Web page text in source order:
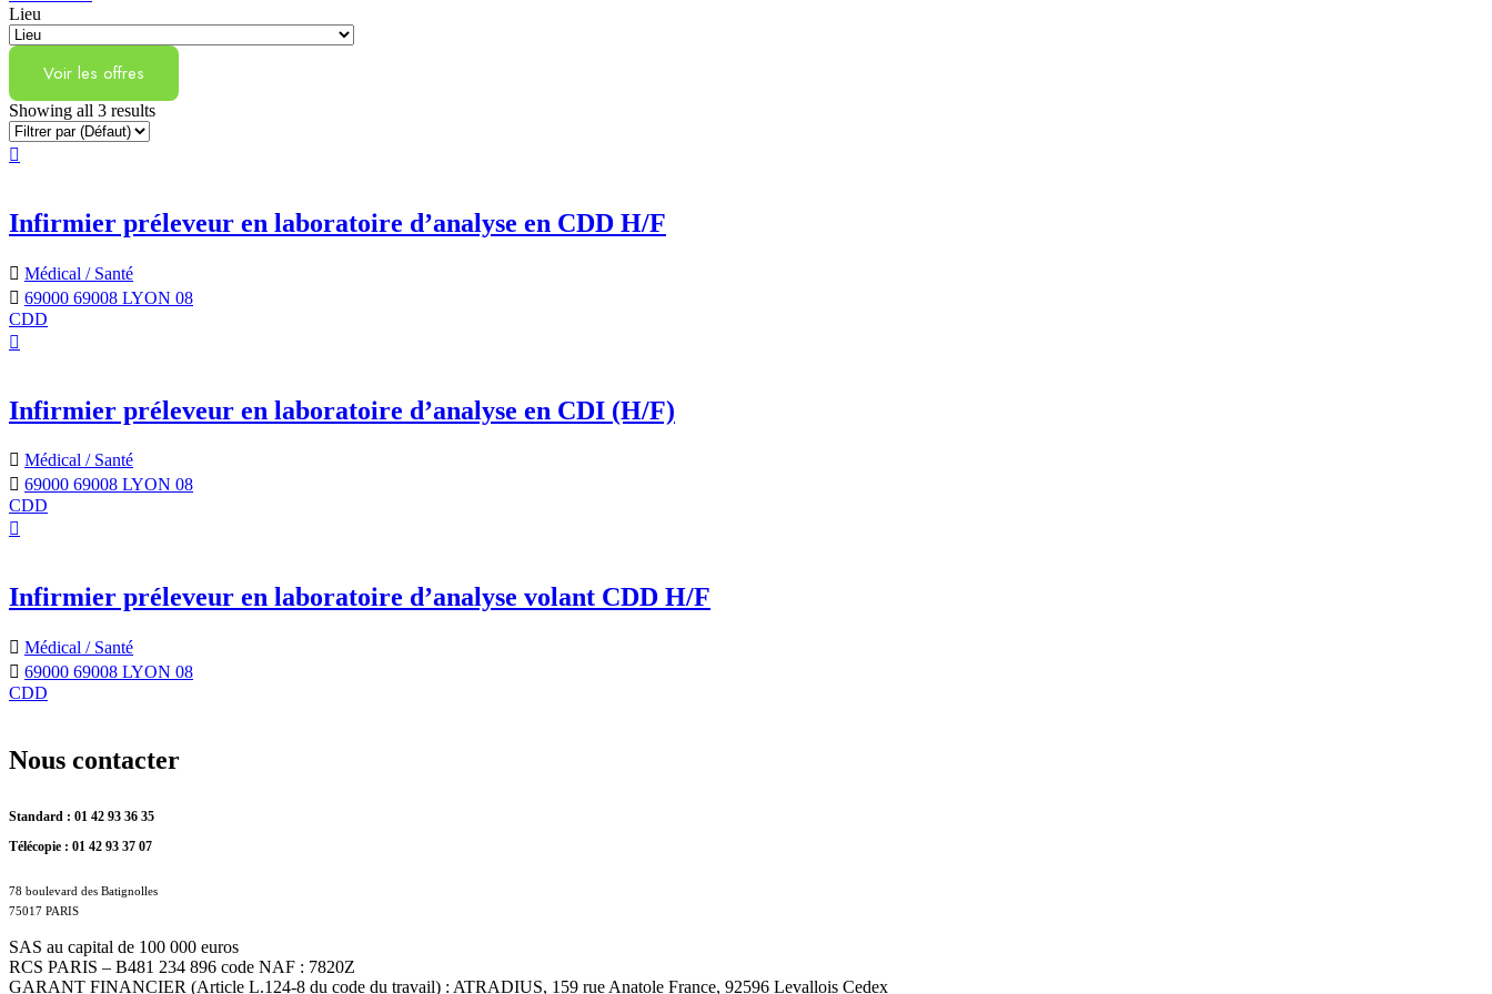
Lieu
Voir les offres
Showing all 3 results
Infirmier préleveur en laboratoire d’analyse en CDD H/F
Médical / Santé
69000 69008 LYON 08
CDD
Infirmier préleveur en laboratoire d’analyse en CDI (H/F)
Médical / Santé
69000 69008 LYON 08
CDD
Infirmier préleveur en laboratoire d’analyse volant CDD H/F
Médical / Santé
69000 69008 LYON 08
CDD
Nous contacter
Standard : 01 42 93 36 35
Télécopie : 01 42 93 37 07
78 boulevard des Batignolles
75017 PARIS
SAS au capital de 100 000 euros
RCS PARIS – B481 234 896 code NAF : 7820Z
GARANT FINANCIER (Article L.124-8 du code du travail) : ATRADIUS, 159 rue Anatole France, 92596 Levallois Cedex